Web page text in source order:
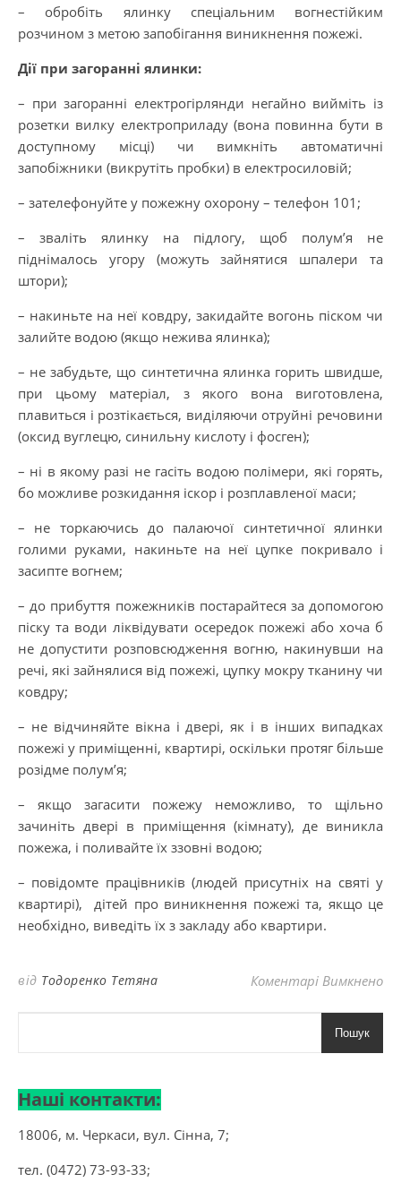
– обробіть ялинку спеціальним вогнестійким
розчином з метою запобігання виникнення пожежі.
Дії при загоранні ялинки:
– при загоранні електрогірлянди негайно вийміть із
розетки вилку електроприладу (вона повинна бути в
доступному місці) чи вимкніть автоматичні
запобіжники (викрутіть пробки) в електросиловій;
– зателефонуйте у пожежну охорону – телефон 101;
– зваліть ялинку на підлогу, щоб полум’я не
піднімалось угору (можуть зайнятися шпалери та
штори);
– накиньте на неї ковдру, закидайте вогонь піском чи
залийте водою (якщо нежива ялинка);
– не забудьте, що синтетична ялинка горить швидше,
при цьому матеріал, з якого вона виготовлена,
плавиться і розтікається, виділяючи отруйні речовини
(оксид вуглецю, синильну кислоту і фосген);
– ні в якому разі не гасіть водою полімери, які горять,
бо можливе розкидання іскор і розплавленої маси;
– не торкаючись до палаючої синтетичної ялинки
голими руками, накиньте на неї цупке покривало і
засипте вогнем;
– до прибуття пожежників постарайтеся за допомогою
піску та води ліквідувати осередок пожежі або хоча б
не допустити розповсюдження вогню, накинувши на
речі, які зайнялися від пожежі, цупку мокру тканину чи
ковдру;
– не відчиняйте вікна і двері, як і в інших випадках
пожежі у приміщенні, квартирі, оскільки протяг більше
розідме полум’я;
– якщо загасити пожежу неможливо, то щільно
зачиніть двері в приміщення (кімнату), де виникла
пожежа, і поливайте їх ззовні водою;
– повідомте працівників (людей присутніх на святі у
квартирі), дітей про виникнення пожежі та, якщо це
необхідно, виведіть їх з закладу або квартири.
від Тодоренко Тетяна Коментарі Вимкненодо
Пошук
Наші контакти:
18006, м. Черкаси, вул. Сінна, 7;
тел. (0472) 73-93-33;